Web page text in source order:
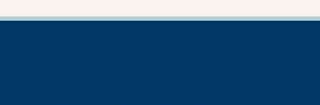
noticias